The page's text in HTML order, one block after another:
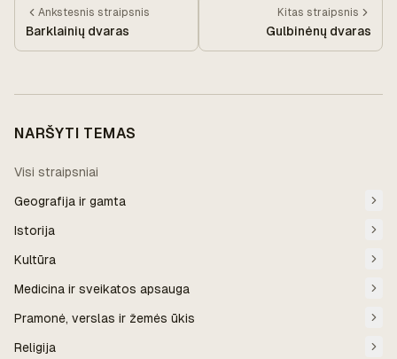
Ankstesnis straipsnis
Barklainių dvaras
Kitas straipsnis
Gulbinėnų dvaras
NARŠYTI TEMAS
Visi straipsniai
Geografija ir gamta
Istorija
Kultūra
Medicina ir sveikatos apsauga
Pramonė, verslas ir žemės ūkis
Religija